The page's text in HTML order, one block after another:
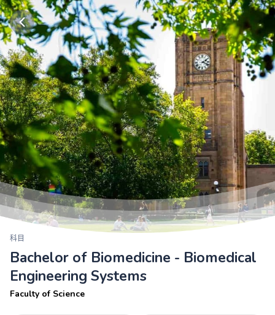
科目
Bachelor of Biomedicine - Biomedical
Engineering Systems
Faculty of Science